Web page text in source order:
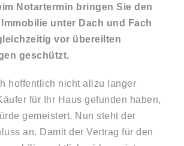
Notartermin bringen Sie den
unter Dach und Fach
vor übereilten
geschützt.
hoffentlich nicht allzu langer
für Ihr Haus gefunden haben,
gemeistert. Nun steht der
an. Damit der Vertrag für den